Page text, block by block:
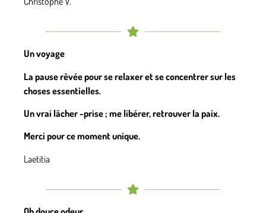
Un voyage
La pause rêvée pour se relaxer et se concentrer sur les
choses essentielles.
Un vrai lâcher -prise ; me libérer, retrouver la paix.
Merci pour ce moment unique.
Laetitia